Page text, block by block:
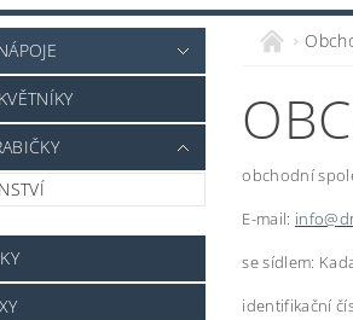
BOXY
SKŘÍŇKY NA KLÍČE
REFERENCE NAPIŠTE NÁM
obchodní
E-mail:
se sídlem:
identifikační